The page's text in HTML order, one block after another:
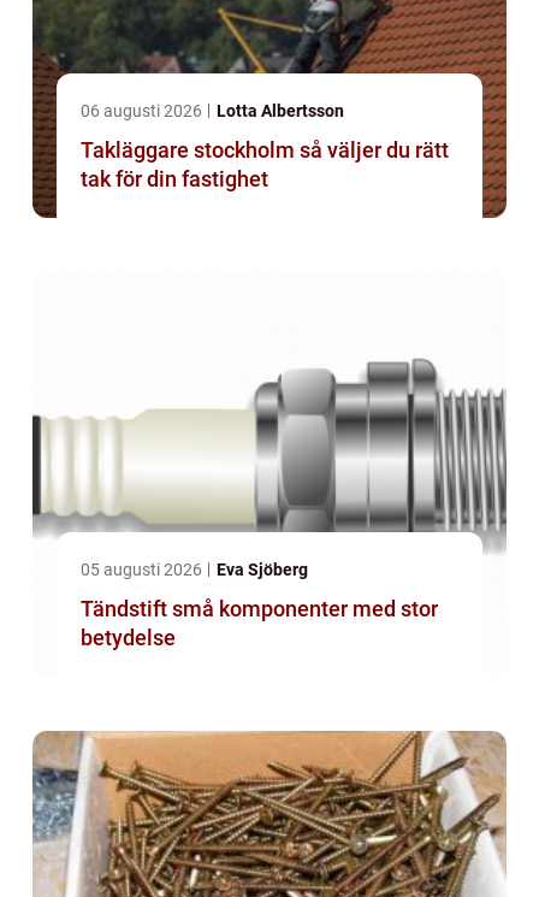
06 augusti 2026 Lotta Albertsson
Takläggare stockholm så väljer du rätt
tak för din fastighet
05 augusti 2026 Eva Sjöberg
Tändstift små komponenter med stor
betydelse